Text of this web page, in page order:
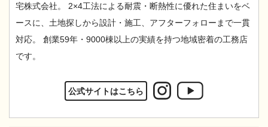
宅株式会社。 2×4工法による耐震・断熱性に優れた住まいをベ
ースに、土地探しから設計・施工、アフターフォローまで一貫
対応。 創業59年・9000棟以上の実績を持つ地域密着の工務店
です。
公式サイトはこちら